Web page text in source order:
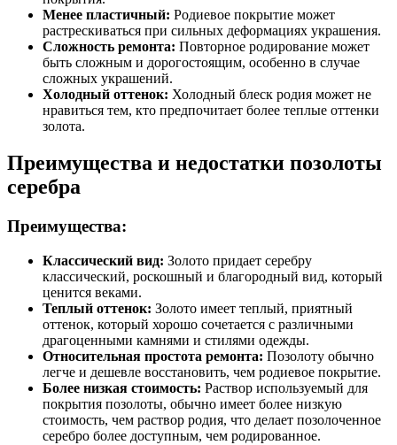
Менее пластичный: Родиевое покрытие может
растрескиваться при сильных деформациях украшения.
Сложность ремонта: Повторное родирование может
быть сложным и дорогостоящим, особенно в случае
сложных украшений.
Холодный оттенок: Холодный блеск родия может не
нравиться тем, кто предпочитает более теплые оттенки
золота.
Преимущества и недостатки позолоты
серебра
Преимущества:
Классический вид: Золото придает серебру
классический, роскошный и благородный вид, который
ценится веками.
Теплый оттенок: Золото имеет теплый, приятный
оттенок, который хорошо сочетается с различными
драгоценными камнями и стилями одежды.
Относительная простота ремонта: Позолоту обычно
легче и дешевле восстановить, чем родиевое покрытие.
Более низкая стоимость: Раствор используемый для
покрытия позолоты, обычно имеет более низкую
стоимость, чем раствор родия, что делает позолоченное
серебро более доступным, чем родированное.